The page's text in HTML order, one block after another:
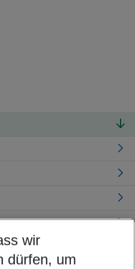
wir
dürfen, um